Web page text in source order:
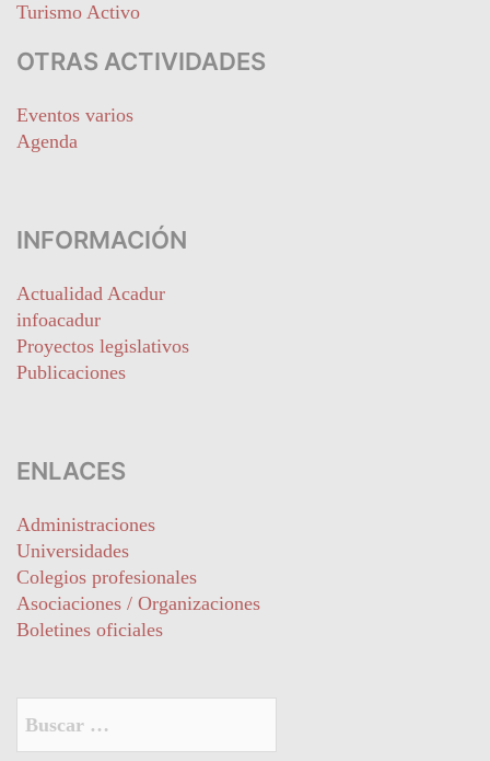
Turismo Activo
OTRAS ACTIVIDADES
Eventos varios
Agenda
INFORMACIÓN
Actualidad Acadur
infoacadur
Proyectos legislativos
Publicaciones
ENLACES
Administraciones
Universidades
Colegios profesionales
Asociaciones / Organizaciones
Boletines oficiales